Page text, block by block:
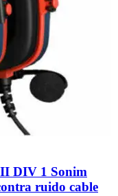
DIV 1 Sonim
ruido cable